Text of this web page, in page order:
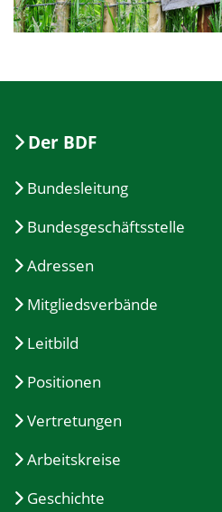
Der BDF
Bundesleitung
Bundesgeschäftsstelle
Adressen
Mitgliedsverbände
Leitbild
Positionen
Vertretungen
Arbeitskreise
Geschichte